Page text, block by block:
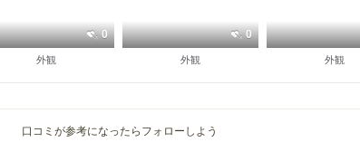
0
外観
0
外観 外観
口コミが参考になったらフォローしよう